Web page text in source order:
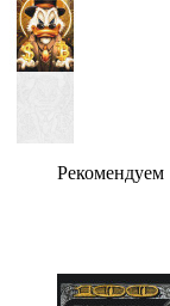
Рекомендуем